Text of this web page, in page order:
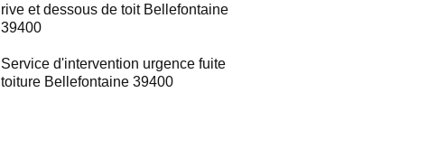
rive et dessous de toit Bellefontaine
39400
Service d'intervention urgence fuite
toiture Bellefontaine 39400